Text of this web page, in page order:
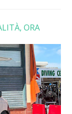
ORA